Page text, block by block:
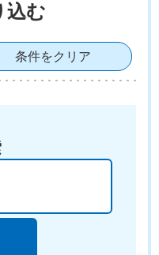
込む
条件をクリア